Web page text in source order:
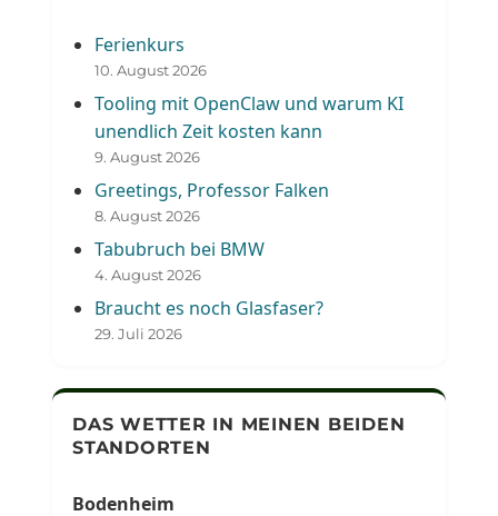
Ferienkurs
10. August 2026
Tooling mit OpenClaw und warum KI
unendlich Zeit kosten kann
9. August 2026
Greetings, Professor Falken
8. August 2026
Tabubruch bei BMW
4. August 2026
Braucht es noch Glasfaser?
29. Juli 2026
DAS WETTER IN MEINEN BEIDEN
STANDORTEN
Bodenheim